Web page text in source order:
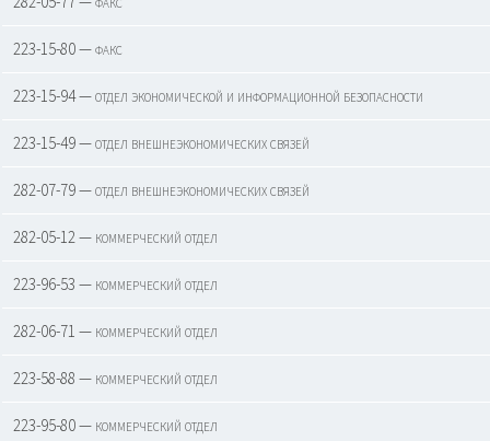
223-15-80 — факс
223-15-94 — отдел экономической и информационной безопасности
223-15-49 — отдел внешнеэкономических связей
282-07-79 — отдел внешнеэкономических связей
282-05-12 — коммерческий отдел
223-96-53 — коммерческий отдел
282-06-71 — коммерческий отдел
223-58-88 — коммерческий отдел
223-95-80 — коммерческий отдел